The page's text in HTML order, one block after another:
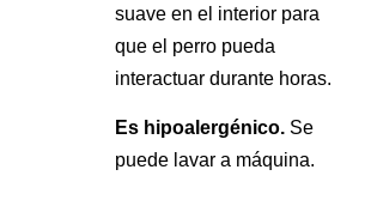
suave en el interior para
que el perro pueda
interactuar durante horas.
Es hipoalergénico. Se
puede lavar a máquina.